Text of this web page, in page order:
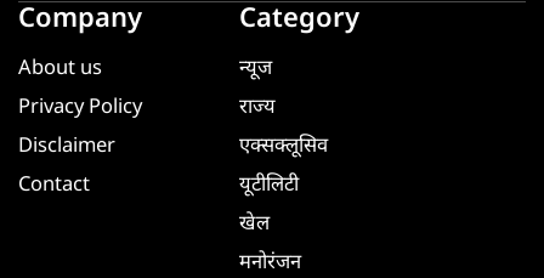
Company
About us
Privacy Policy
Disclaimer
Contact
Category
न्यूज
राज्य
एक्सक्लूसिव
यूटीलिटी
खेल
मनोरंजन